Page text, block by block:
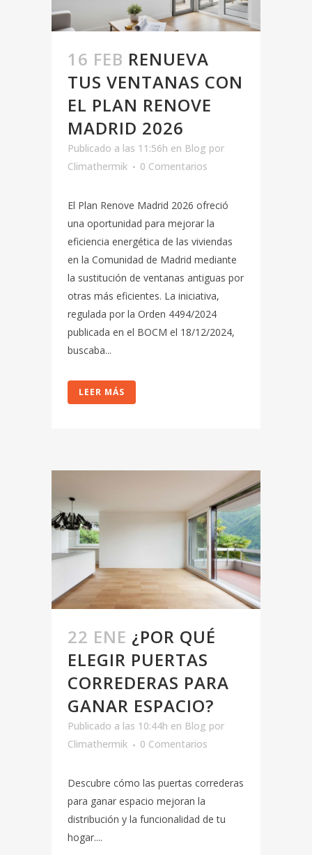
16 FEB RENUEVA
TUS VENTANAS CON
EL PLAN RENOVE
MADRID 2026
Publicado a las 11:56h en Blog por
Climathermik
0 Comentarios
El Plan Renove Madrid 2026 ofreció
una oportunidad para mejorar la
eficiencia energética de las viviendas
en la Comunidad de Madrid mediante
la sustitución de ventanas antiguas por
otras más eficientes. La iniciativa,
regulada por la Orden 4494/2024
publicada en el BOCM el 18/12/2024,
buscaba...
LEER MÁS
22 ENE ¿POR QUÉ
ELEGIR PUERTAS
CORREDERAS PARA
GANAR ESPACIO?
Publicado a las 10:44h en Blog por
Climathermik
0 Comentarios
Descubre cómo las puertas correderas
para ganar espacio mejoran la
distribución y la funcionalidad de tu
hogar....